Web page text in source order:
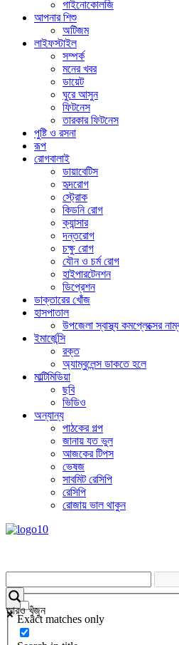
গাইনোকোলজি
আপনার শিশু
অটিজম
লাইফস্টাইল
সম্পর্ক
মনের খবর
ডায়েট
ঘুরে আসুন
ফিটনেস
তারকার ফিটনেস
পুষ্টি ও রসনা
রূপ
রোগবালাই
ডায়াবেটিস
হৃদরোগ
স্ট্রোক
কিডনি রোগ
ক্যান্সার
দন্তরোগ
চক্ষু রোগ
যৌন ও চর্ম রোগ
হাইপারটেনশন
ডিপ্রেশন
ডাক্তারের খোঁজ
হাসপাতাল
উপজেলা স্বাস্থ্য কমপ্লেক্সের
ইমার্জেন্সি
রক্ত
অ্যাম্বুলেন্স ডাকতে হলে
মাল্টিমিডিয়া
ছবি
ভিডিও
অন্যান্য
পাঠকের গল্প
জানায় যত ভুল
আজকের টিপস
ভেষজ
সাবমিট রেসিপি
রেসিপি
রোজায় ভাল থাকুন
আরও খুঁজুন
Exact matches only